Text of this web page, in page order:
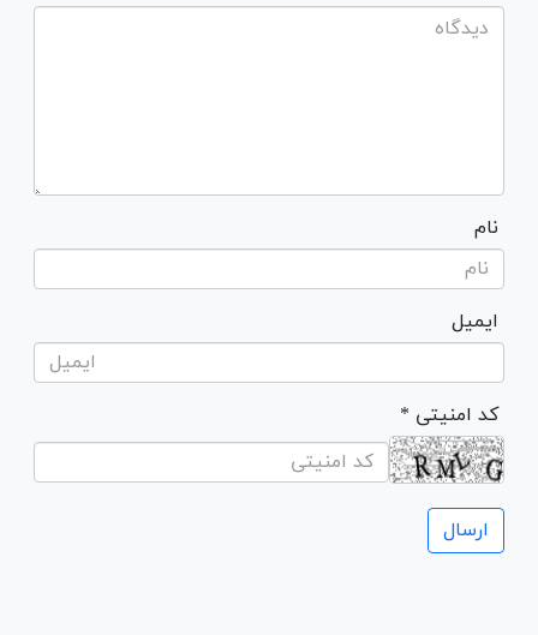
نام
ایمیل
* کد امنیتی